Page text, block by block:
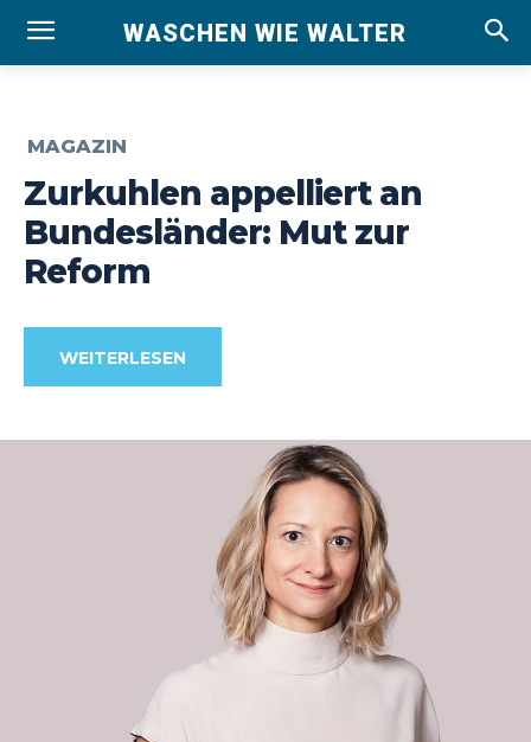
WASCHEN WIE WALTER
MAGAZIN
Zurkuhlen appelliert an
Bundesländer: Mut zur
Reform
WEITERLESEN